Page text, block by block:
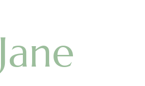
Jane